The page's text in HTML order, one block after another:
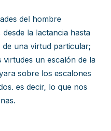
del hombre
la lactancia hasta
una virtud particular;
virtudes un escalón de la
sobre los escalones
es decir, lo que nos